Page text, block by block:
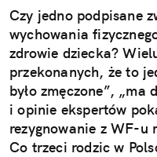
Czy jedno podpisane
wychowania
zdrowie dziecka?
przekonanych, że to
było zmęczone”,
i opinie ekspertów
rezygnowanie z WF-u
Co trzeci rodzic w